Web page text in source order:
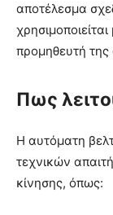
αποτέλεσμα
προμηθευτή της
Πως
Η αυτόματη
τεχνικών
κίνησης, όπως: